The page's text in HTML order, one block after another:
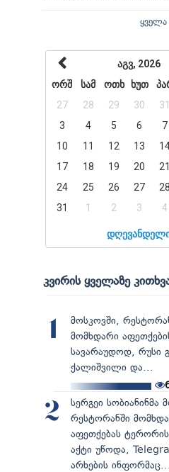
ყველა
აგვ, 2026
ორშ
სამ ოთხ ხუთ
27
28 29 30 31
3
4 5 6 7
10
11 12 13
17
18 19 20 21
24
25 26 27 28
31
1 2 3 4
კვირის ყველაზე
1
მოსკოვში,
მომხდარი
სავარაუდოდ, რუსი
ქალიშვილი და...
2
სერგეი სობიანინმა
რესტორანში
აფეთქებას
აქტი უწოდა,
არხების ინფორმაც...